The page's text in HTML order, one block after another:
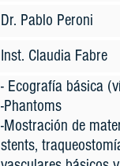
Dr. Pablo Peroni
Inst. Claudia Fabre
- Ecografía básica
-Phantoms
-Mostración de
stents,